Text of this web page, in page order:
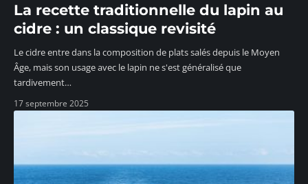
La recette traditionnelle du lapin au
cidre : un classique revisité
Le cidre entre dans la composition de plats salés depuis le Moyen
Âge, mais son usage avec le lapin ne s'est généralisé que
tardivement…
17 septembre 2025